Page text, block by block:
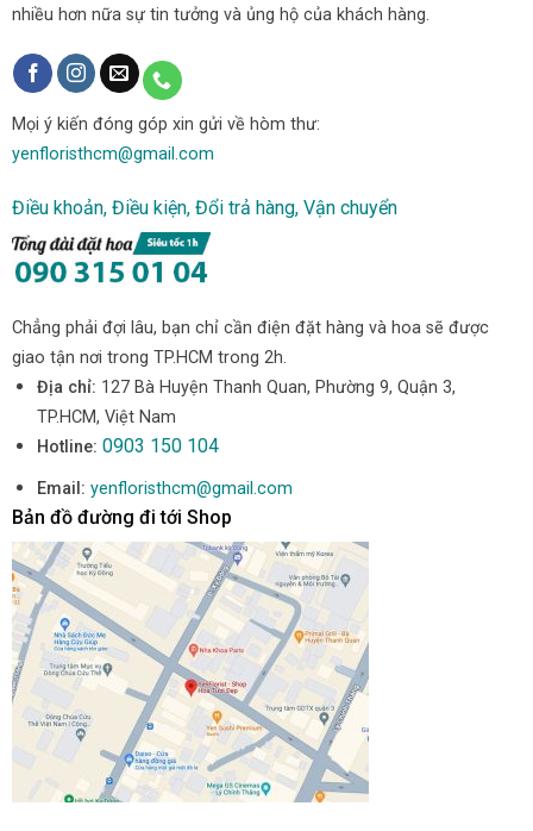
nhiều hơn nữa sự tin tưởng và ủng hộ của khách hàng.
Mọi ý kiến đóng góp xin gửi về hòm thư:
yenfloristhcm@gmail.com
Điều khoản, Điều kiện, Đổi trả hàng, Vận chuyển
Chẳng phải đợi lâu, bạn chỉ cần điện đặt hàng và hoa sẽ được
giao tận nơi trong TP.HCM trong 2h.
Địa chỉ: 127 Bà Huyện Thanh Quan, Phường 9, Quận 3,
TP.HCM, Việt Nam
Hotline: 0903 150 104
Email: yenfloristhcm@gmail.com
Bản đồ đường đi tới Shop